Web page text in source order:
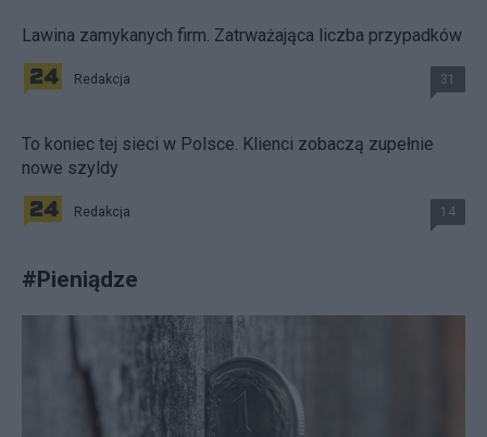
Lawina zamykanych firm. Zatrważająca liczba przypadków
Redakcja 31
To koniec tej sieci w Polsce. Klienci zobaczą zupełnie
nowe szyldy
Redakcja 14
#Pieniądze